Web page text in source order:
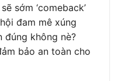
sớm ‘comeback’
đam mê xúng
đúng không nè?
bảo an toàn cho